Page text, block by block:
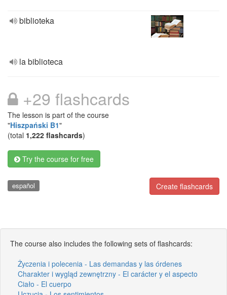
biblioteka
la biblioteca
+29 flashcards
The lesson is part of the course
"Hiszpański B1"
(total 1,222 flashcards)
Try the course for free
Create flashcards
español
The course also includes the following sets of flashcards:
Życzenia i polecenia - Las demandas y las órdenes
Charakter i wygląd zewnętrzny - El carácter y el aspecto
Ciało - El cuerpo